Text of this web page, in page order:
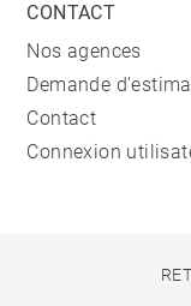
CONTACT
Nos agences
Demande
Contact
Connexion